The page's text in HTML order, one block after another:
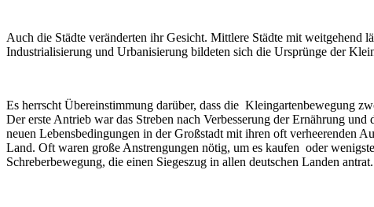
Auch die Städte veränderten ihr Gesicht. Mittlere Städte mit weitgehend
Industrialisierung und Urbanisierung bildeten sich die Ursprünge der
Es herrscht Übereinstimmung darüber, dass die Kleingartenbewegung
Der erste Antrieb war das Streben nach Verbesserung der Ernährung und
neuen Lebensbedingungen in der Großstadt mit ihren oft verheerenden
Land. Oft waren große Anstrengungen nötig, um es kaufen oder
Schreberbewegung, die einen Siegeszug in allen deutschen Landen antrat.